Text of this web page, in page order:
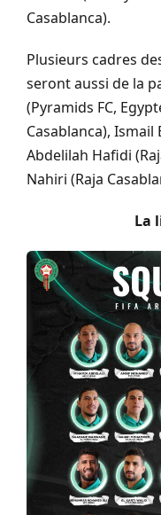
Casablanca).
Plusieurs cadres
seront aussi de la
(Pyramids FC,
Casablanca), Ismail
Abdelilah Hafidi
Nahiri (Raja
La